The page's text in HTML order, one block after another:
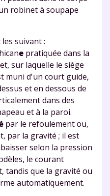
robinet à soupape
les suivant :
e pratiquée dans la
sur laquelle le siège
muni d'un court guide,
et en dessous de
dans des
et à la paroi.
par le refoulement ou,
par la gravité ; il est
selon la pression
le courant
tandis que la gravité ou
automatiquement.